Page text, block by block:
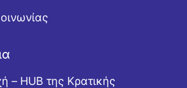
– HUB της Κρατικής